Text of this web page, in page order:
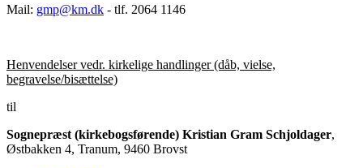
Mail: gmp@km.dk - tlf. 2064 1146
Henvendelser vedr. kirkelige handlinger (dåb, vielse,
begravelse/bisættelse)
til
Sognepræst (kirkebogsførende) Kristian Gram Schjoldager,
Østbakken 4, Tranum, 9460 Brovst